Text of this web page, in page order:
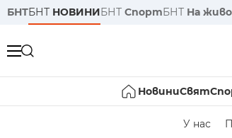
БНТБНТ НОВИНИБНТ СпортБНТ На живо
НовиниСвят
У нас